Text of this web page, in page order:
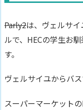
Parly2は、 ヴェルサ
ルで、HECの学生お
す。
ヴェルサイユからバ
スーパーマーケット